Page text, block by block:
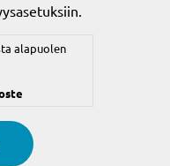
alapuolen